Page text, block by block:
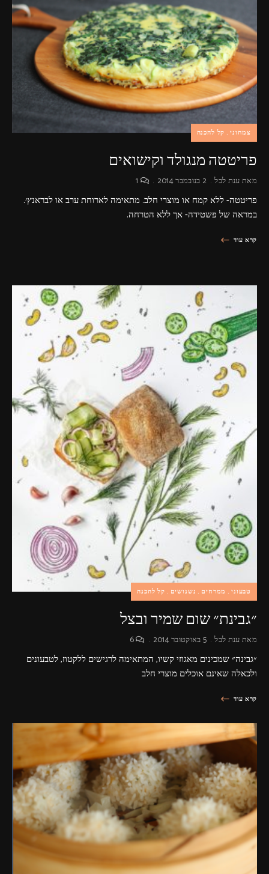
צמחוני קל להכנה
פריטטה מנגולד וקישואים
מאתענת לבל 2 בנובמבר 2014
פריטטה- ללא קמח או מוצרי חלב. מתאימה לארוחת ערב או לבראנץ׳.
במראה של פשטידה- אך ללא הטרחה.
קרא עוד
טבעוני ממרחים נשנושים קל להכנה
״גבינת״ שום שמיר ובצל
מאתענת לבל 5 באוקטובר 2014 6
״גבינה״ שמכינים מאגוזי קשיו, המתאימה לרגישים ללקטוז, לטבעונים
ולכאלה שאינם אוכלים מוצרי חלב
קרא עוד